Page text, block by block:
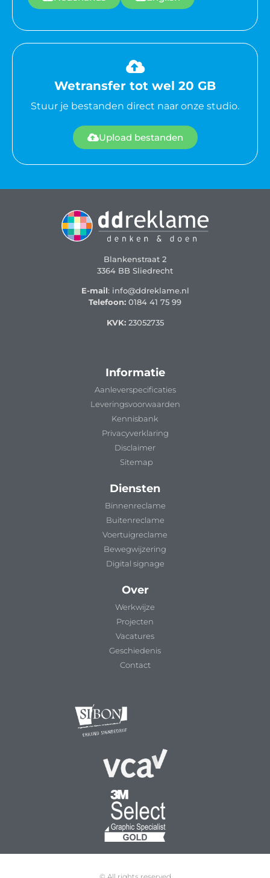
Wetransfer tot wel 20 GB
Stuur je bestanden direct naar onze studio.
Upload bestanden
Blankenstraat 2
3364 BB Sliedrecht
E-mail: info@ddreklame.nl
Telefoon: 0184 41 75 99
KVK: 23052735
Informatie
Aanleverspecificaties
Leveringsvoorwaarden
Kennisbank
Privacyverklaring
Disclaimer
Sitemap
Diensten
Binnenreclame
Buitenreclame
Voertuigreclame
Bewegwijzering
Digital signage
Over
Werkwijze
Projecten
Vacatures
Geschiedenis
Contact